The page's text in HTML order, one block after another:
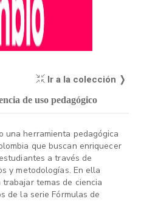
Ir a la colección ❭
de uso pedagógico
una herramienta pedagógica
que buscan enriquecer
a través de
y metodologías. En ella
temas de ciencia
de la serie Fórmulas de